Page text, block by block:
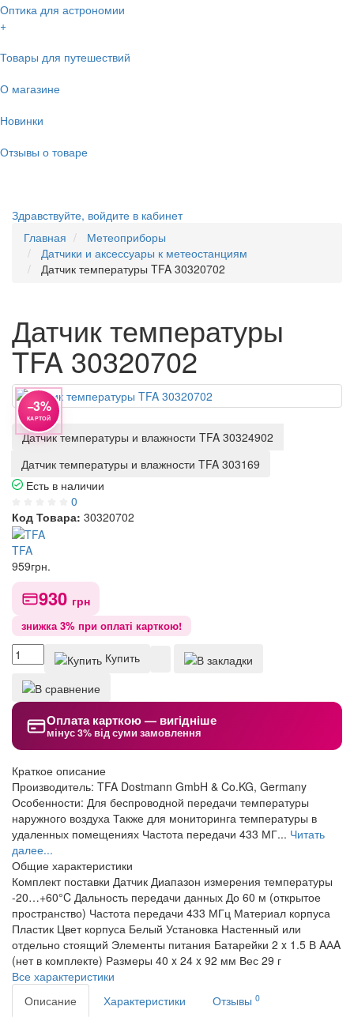
Оптика для астрономии
+
Товары для путешествий
О магазине
Новинки
Отзывы о товаре
Здравствуйте, войдите в кабинет
Главная
Метеоприборы
Датчики и аксессуары к метеостанциям
Датчик температуры TFA 30320702
Датчик температуры
TFA 30320702
−3%
КАРТОЙ
Датчик температуры и влажности TFA 30324902
Датчик температуры и влажности TFA 303169
Есть в наличии
0
Код Товара: 30320702
TFA
959грн.
930 грн
знижка 3% при оплаті карткою!
Купить
Оплата карткою — вигідніше
мінус 3% від суми замовлення
Краткое описание
Производитель: TFA Dostmann GmbH & Co.KG, Germany
Особенности: Для беспроводной передачи температуры
наружного воздуха Также для мониторинга температуры в
удаленных помещениях Частота передачи 433 МГ... Читать
далее...
Общие характеристики
Комплект поставки Датчик Диапазон измерения температуры
-20…+60°C Дальность передачи данных До 60 м (открытое
пространство) Частота передачи 433 МГц Материал корпуса
Пластик Цвет корпуса Белый Установка Настенный или
отдельно стоящий Элементы питания Батарейки 2 x 1.5 В AАA
(нет в комплекте) Размеры 40 x 24 x 92 мм Вес 29 г
Все характеристики
Описание
Характеристики Отзывы 0